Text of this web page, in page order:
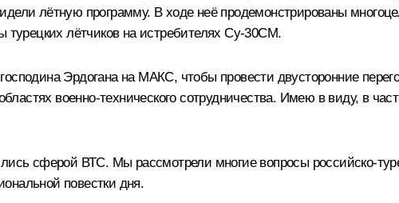
лётную программу. В ходе неё продемонстрированы
турецких лётчиков на истребителях Су-30СМ.
Эрдогана на МАКС, чтобы провести двусторонние
военно-технического сотрудничества. Имею в виду, в
сферой ВТС. Мы рассмотрели многие вопросы российско-
повестки дня.